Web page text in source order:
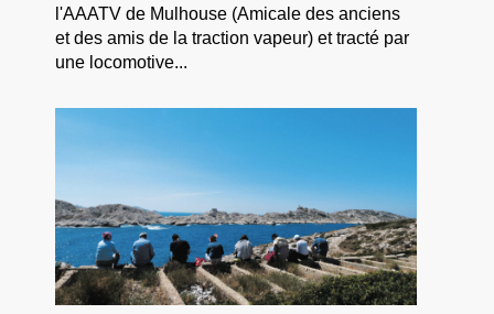
l'AAATV de Mulhouse (Amicale des anciens
et des amis de la traction vapeur) et tracté par
une locomotive...